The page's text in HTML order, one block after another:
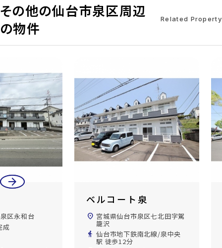
その他の仙台市泉区周辺
の物件
Related Property
arrow_back
arrow_forward
区永和台
成
ベルコート泉
location_on 宮城県仙台市泉区七北田字駕
籠沢
directions_walk 仙台市地下鉄南北線/泉中央
駅 徒歩12分